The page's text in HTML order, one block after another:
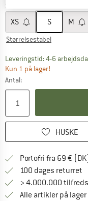
Størrelse:
XS S M
Størrelsestabel
Leveringstid: 4-6
Kun 1 på lager!
Antal:
HUSKE
Portofri fra 69 €
100 dages returret
> 4.000.000
Alle artikler på lager